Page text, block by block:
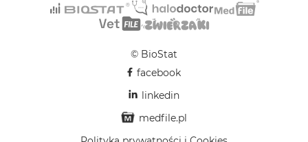
© BioStat
facebook
linkedin
medfile.pl